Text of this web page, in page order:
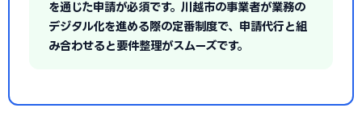
を通じた申請が必須です。川越市の事業者が業務の
デジタル化を進める際の定番制度で、申請代行と組
み合わせると要件整理がスムーズです。